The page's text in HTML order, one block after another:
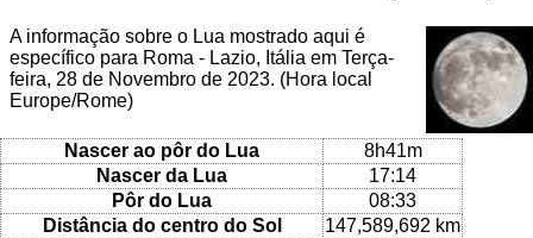
A informação sobre o Lua mostrado aqui é
específico para Roma - Lazio, Itália em Terça-
feira, 28 de Novembro de 2023. (Hora local
Europe/Rome)
Nascer ao pôr do Lua
8h41m
Nascer da Lua
17:14
Pôr do Lua
08:33
Distância do centro do Sol
147,589,692 km